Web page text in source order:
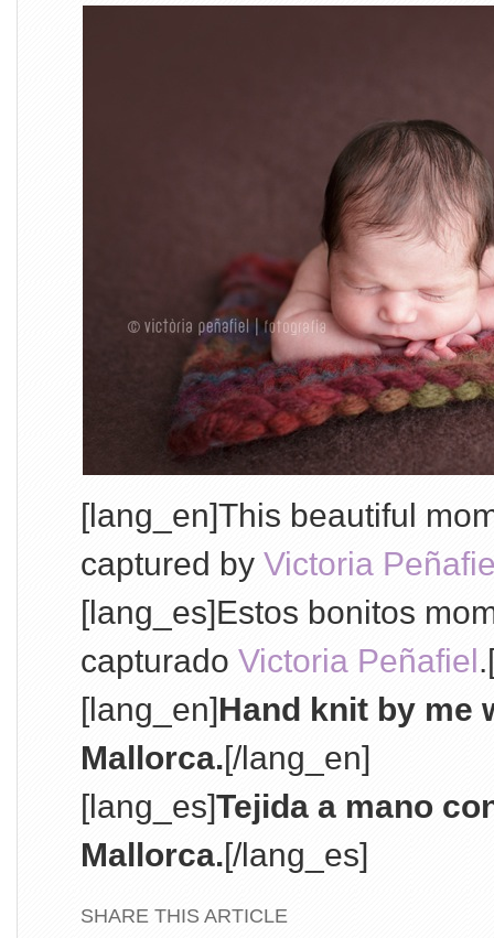
[lang_en]This beautiful
captured by Victoria
[lang_es]Estos bonitos
capturado Victoria Peñafiel
[lang_en]Hand knit by me
Mallorca.[/lang_en]
[lang_es]Tejida a mano
Mallorca.[/lang_es]
SHARE THIS ARTICLE